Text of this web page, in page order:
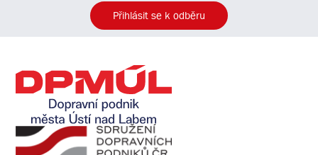
Přihlásit se k odběru